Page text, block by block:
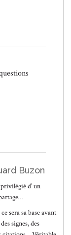
Buzon
d’ un
sera sa base avant
signes, des